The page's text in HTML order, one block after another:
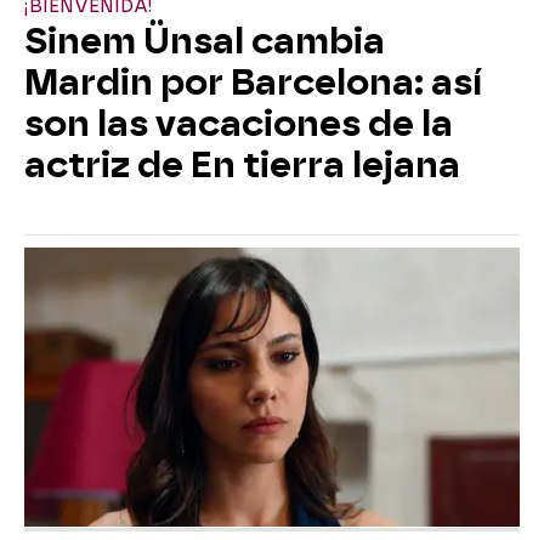
¡BIENVENIDA!
Sinem Ünsal cambia
Mardin por Barcelona: así
son las vacaciones de la
actriz de En tierra lejana